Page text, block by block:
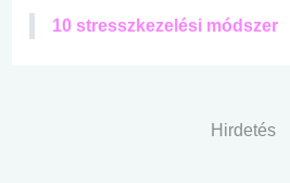
10 stresszkezelési módszer
Hirdetés